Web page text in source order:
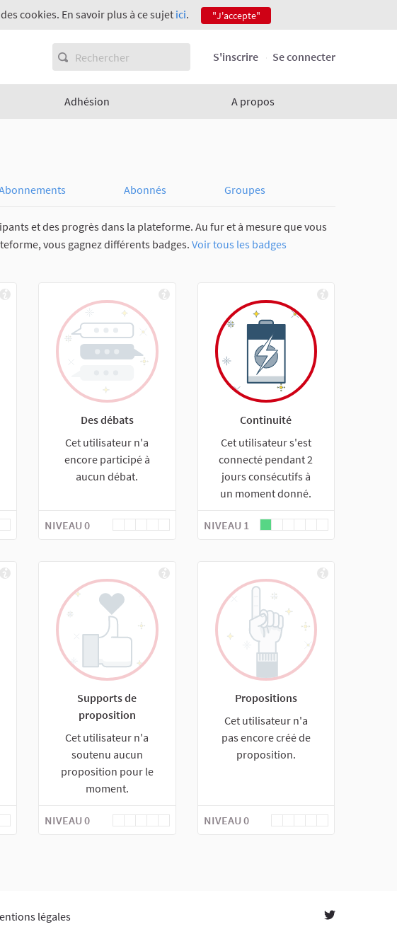
cookies. En savoir plus à ce sujet ici. "J'accepte"
S'inscrire Se connecter
Adhésion A propos
Abonnés Groupes
et des progrès dans la plateforme. Au fur et à mesure que vous
vous gagnez différents badges.Voir tous les badges
Des débats
Cet utilisateur n'a
encore participé à
aucun débat.
NIVEAU 0
Continuité
Cet utilisateur s'est
connecté pendant 2
jours consécutifs à
un moment donné.
NIVEAU 1
Supports de
proposition
Cet utilisateur n'a
soutenu aucun
proposition pour le
moment.
NIVEAU 0
Propositions
Cet utilisateur n'a
pas encore créé de
proposition.
NIVEAU 0
légales